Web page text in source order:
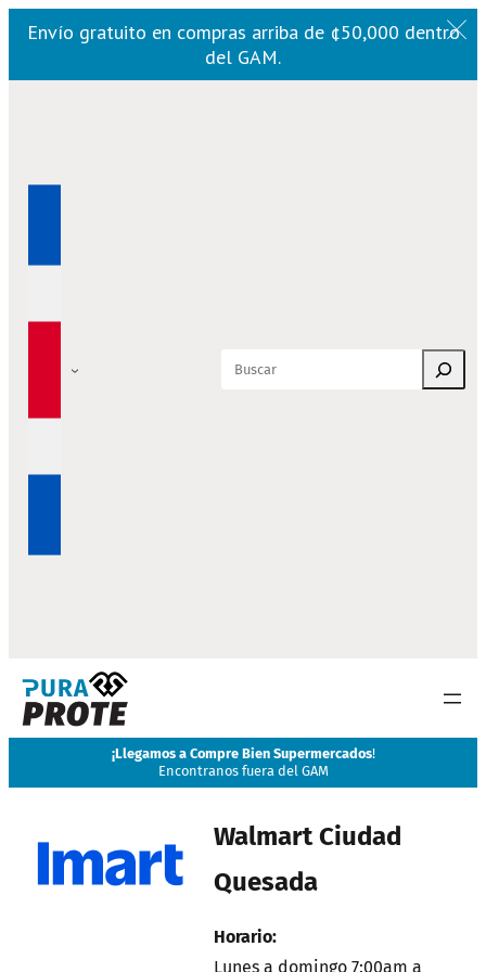
Envío gratuito en compras arriba de ¢50,000 dentro
del GAM.
Buscar
¡Llegamos a Compre Bien Supermercados!
Encontranos fuera del GAM
Walmart Ciudad
Quesada
Horario:
Lunes a domingo 7:00am a